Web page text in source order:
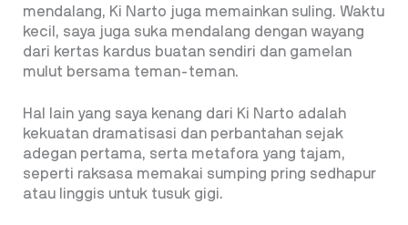
mendalang, Ki Narto juga memainkan suling. Waktu
kecil, saya juga suka mendalang dengan wayang
dari kertas kardus buatan sendiri dan gamelan
mulut bersama teman-teman.
Hal lain yang saya kenang dari Ki Narto adalah
kekuatan dramatisasi dan perbantahan sejak
adegan pertama, serta metafora yang tajam,
seperti raksasa memakai sumping pring sedhapur
atau linggis untuk tusuk gigi.